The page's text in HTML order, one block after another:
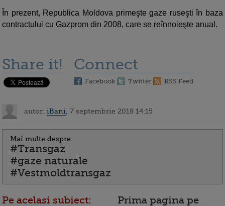
În prezent, Republica Moldova primeşte gaze ruseşti în baza
contractului cu Gazprom din 2008, care se reînnoieşte anual.
Share it! Connect
Facebook Twitter RSS Feed
autor: iBani , 7 septembrie 2018 14:15
Mai multe despre:
#Transgaz
#gaze naturale
#Vestmoldtransgaz
Pe acelasi subiect:
Prima pagina pe